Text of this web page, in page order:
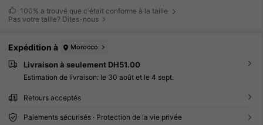
100% a trouvé que c'était conforme à la taille
Pas votre taille? Dites-nous
Expédition à Morocco
Livraison à seulement DH51.00
Estimation de livraison: le 30 août et le 4 sept.
Retours acceptés
Paiements sécurisés · Protection de la vie privée